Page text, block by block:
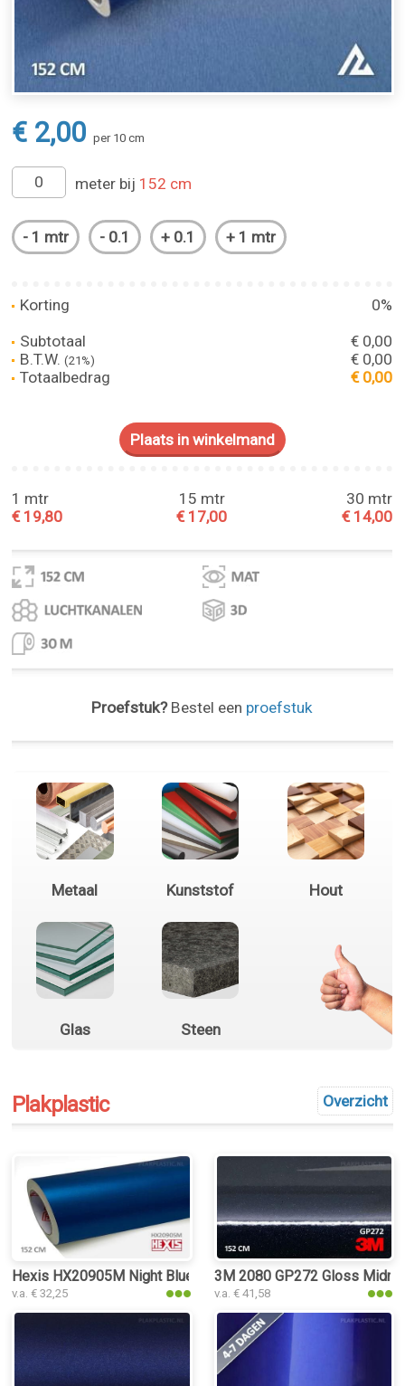
€ 2,00 per 10 cm
meter bij 152 cm
Korting
0%
Subtotaal
€ 0,00
B.T.W.(21%)
€ 0,00
Totaalbedrag
€ 0,00
1 mtr
€ 19,80
15 mtr
€ 17,00
30 mtr
€ 14,00
Proefstuk?Bestel een proefstuk
Metaal Kunststof Hout
Glas Steen
Overzicht
Plakplastic
Hexis HX20905M Night Blue Metal Matt plakplastic
v.a. € 32,25
3M 2080 GP272 Gloss
v.a. € 41,58